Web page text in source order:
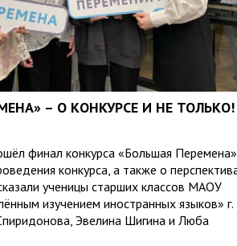
– О КОНКУРСЕ И НЕ ТОЛЬКО!
финал конкурса «Большая
конкурса, а также о
ученицы старших классов МАОУ
изучением иностранных языков» г.
Эвелина Шигина и Люба